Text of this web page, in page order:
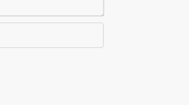
mail*